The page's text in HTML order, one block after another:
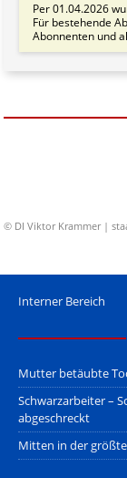
Per 01.04.2026
Für bestehende
Abonnenten und
© DI Viktor Krammer |
Interner Bereich
Mutter betäubte
Schwarzarbeiter –
abgeschreckt
Mitten in der